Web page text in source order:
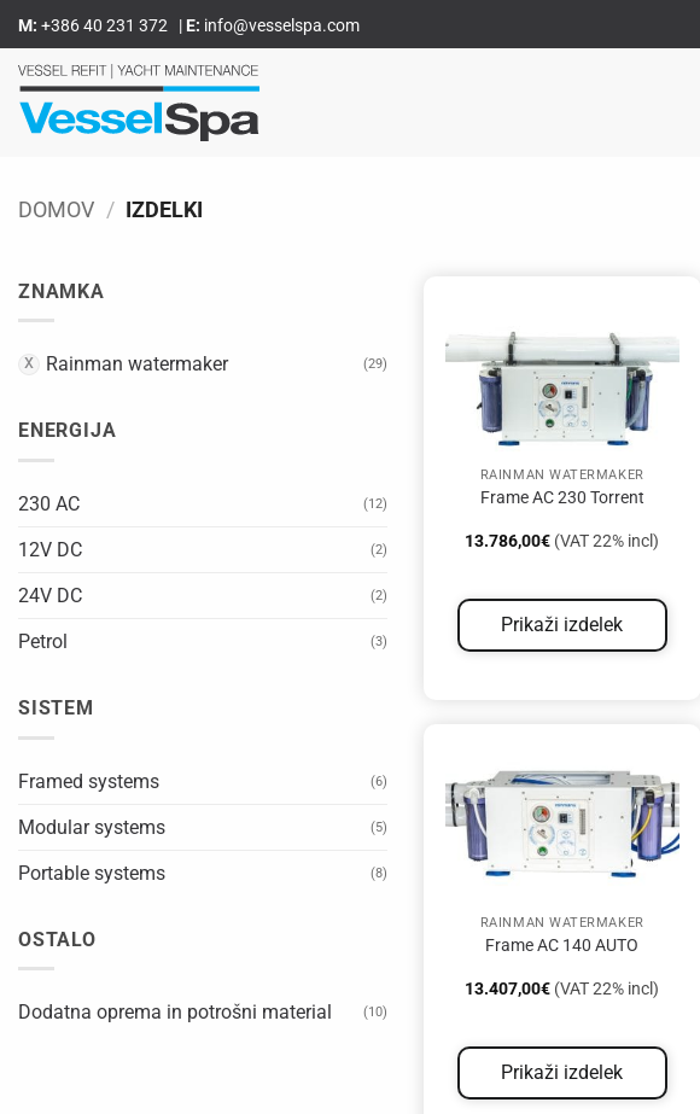
Skoči
na
vsebino
M: +386 40 231 372 | E: info@vesselspa.com
DOMOV / IZDELKI
ZNAMKA
Rainman watermaker (29)
ENERGIJA
230 AC (12)
12V DC (2)
24V DC (2)
Petrol (3)
SISTEM
Framed systems (6)
Modular systems (5)
Portable systems (8)
OSTALO
Dodatna oprema in potrošni material (10)
RAINMAN WATERMAKER
Frame AC 230 Torrent
13.786,00€ (VAT 22% incl)
Prikaži izdelek
RAINMAN WATERMAKER
Frame AC 140 AUTO
13.407,00€ (VAT 22% incl)
Prikaži izdelek